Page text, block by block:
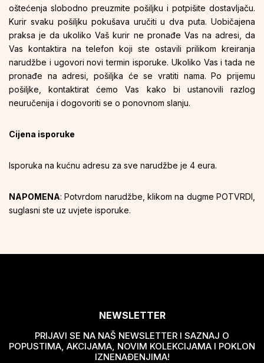
oštećenja slobodno preuzmite pošiljku i potpišite dostavljaču.
Kurir svaku pošiljku pokušava uručiti u dva puta. Uobičajena
praksa je da ukoliko Vaš kurir ne pronađe Vas na adresi, da
Vas kontaktira na telefon koji ste ostavili prilikom kreiranja
narudžbe i ugovori novi termin isporuke. Ukoliko Vas i tada ne
pronađe na adresi, pošiljka će se vratiti nama. Po prijemu
pošiljke, kontaktirat ćemo Vas kako bi ustanovili razlog
neuručenija i dogovoriti se o ponovnom slanju.
Cijena isporuke
Isporuka na kućnu adresu za sve narudžbe je 4 eura.
NAPOMENA: Potvrdom narudžbe, klikom na dugme POTVRDI,
suglasni ste uz uvjete isporuke.
NEWSLETTER
PRIJAVI SE NA NAŠ NEWSLETTER I SAZNAJ O
POPUSTIMA, AKCIJAMA, NOVIM KOLEKCIJAMA I POKLON
IZNENAĐENJIMA!